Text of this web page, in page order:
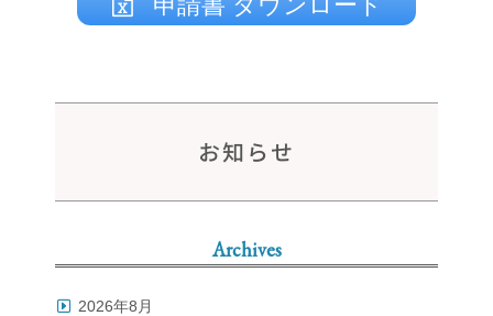
お知らせ
Archives
2026年8月